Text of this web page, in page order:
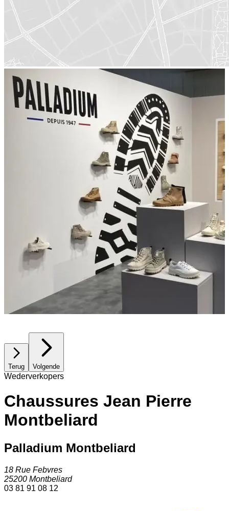
Terug Volgende
Wederverkopers
Chaussures Jean Pierre
Montbeliard
Palladium Montbeliard
18 Rue Febvres
25200 Montbeliard
03 81 91 08 12